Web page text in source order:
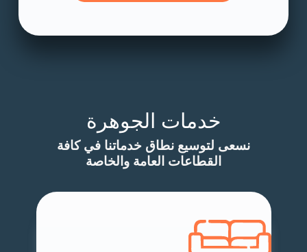
خدمات الجوهرة
نسعى لتوسيع نطاق خدماتنا في كافة
القطاعات العامة والخاصة